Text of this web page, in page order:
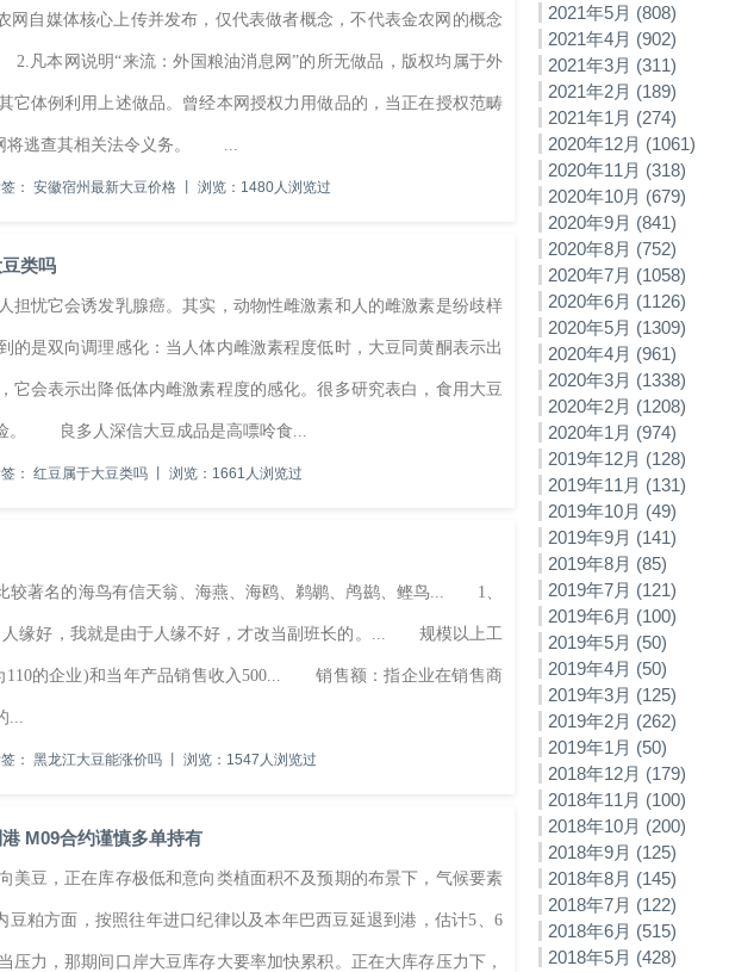
自媒体核心上传并发布，仅代表做者概念，不代表金农网的概念
本网说明“来流：外国粮油消息网”的所无做品，版权均属于外
它体例利用上述做品。曾经本网授权力用做品的，当正在授权范畴
网将逃查其相关法令义务。 ...
： 安徽宿州最新大豆价格 浏览：1480人浏览过
类吗
忧它会诱发乳腺癌。其实，动物性雌激素和人的雌激素是纷歧样
的是双向调理感化：当人体内雌激素程度低时，大豆同黄酮表示出
它会表示出降低体内雌激素程度的感化。很多研究表白，食用大豆
。 良多人深信大豆成品是高嘌呤食...
： 红豆属于大豆类吗 浏览：1661人浏览过
著名的海鸟有信天翁、海燕、海鸥、鹈鹕、鸬鹚、鲣鸟... 1、
人缘好，我就是由于人缘不好，才改当副班长的。... 规模以上工
110的企业)和当年产品销售收入500... 销售额：指企业在销售商
...
： 黑龙江大豆能涨价吗 浏览：1547人浏览过
M09合约谨慎多单持有
豆，正在库存极低和意向类植面积不及预期的布景下，气候要素
粕方面，按照往年进口纪律以及本年巴西豆延退到港，估计5、6
力，那期间口岸大豆库存大要率加快累积。正在大库存压力下，
2021年5月 (808)
2021年4月 (902)
2021年3月 (311)
2021年2月 (189)
2021年1月 (274)
2020年12月 (1061)
2020年11月 (318)
2020年10月 (679)
2020年9月 (841)
2020年8月 (752)
2020年7月 (1058)
2020年6月 (1126)
2020年5月 (1309)
2020年4月 (961)
2020年3月 (1338)
2020年2月 (1208)
2020年1月 (974)
2019年12月 (128)
2019年11月 (131)
2019年10月 (49)
2019年9月 (141)
2019年8月 (85)
2019年7月 (121)
2019年6月 (100)
2019年5月 (50)
2019年4月 (50)
2019年3月 (125)
2019年2月 (262)
2019年1月 (50)
2018年12月 (179)
2018年11月 (100)
2018年10月 (200)
2018年9月 (125)
2018年8月 (145)
2018年7月 (122)
2018年6月 (515)
2018年5月 (428)